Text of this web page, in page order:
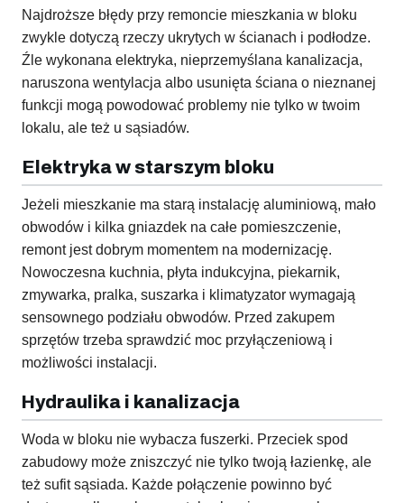
Najdroższe błędy przy remoncie mieszkania w bloku
zwykle dotyczą rzeczy ukrytych w ścianach i podłodze.
Źle wykonana elektryka, nieprzemyślana kanalizacja,
naruszona wentylacja albo usunięta ściana o nieznanej
funkcji mogą powodować problemy nie tylko w twoim
lokalu, ale też u sąsiadów.
Elektryka w starszym bloku
Jeżeli mieszkanie ma starą instalację aluminiową, mało
obwodów i kilka gniazdek na całe pomieszczenie,
remont jest dobrym momentem na modernizację.
Nowoczesna kuchnia, płyta indukcyjna, piekarnik,
zmywarka, pralka, suszarka i klimatyzator wymagają
sensownego podziału obwodów. Przed zakupem
sprzętów trzeba sprawdzić moc przyłączeniową i
możliwości instalacji.
Hydraulika i kanalizacja
Woda w bloku nie wybacza fuszerki. Przeciek spod
zabudowy może zniszczyć nie tylko twoją łazienkę, ale
też sufit sąsiada. Każde połączenie powinno być